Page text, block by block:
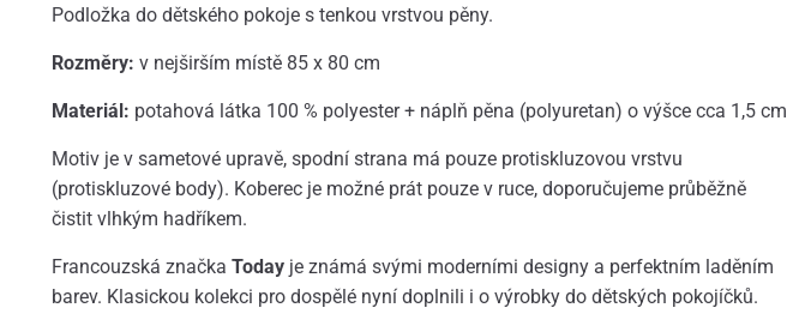
Podložka do dětského pokoje s tenkou vrstvou pěny.
Rozměry: v nejširším místě 85 x 80 cm
Materiál: potahová látka 100 % polyester + náplň pěna (polyuretan) o výšce cca 1,5 cm
Motiv je v sametové upravě, spodní strana má pouze protiskluzovou vrstvu
(protiskluzové body). Koberec je možné prát pouze v ruce, doporučujeme průběžně
čistit vlhkým hadříkem.
Francouzská značka Todayje známá svými moderními designy a perfektním laděním
barev. Klasickou kolekci pro dospělé nyní doplnili i o výrobky do dětských pokojíčků.